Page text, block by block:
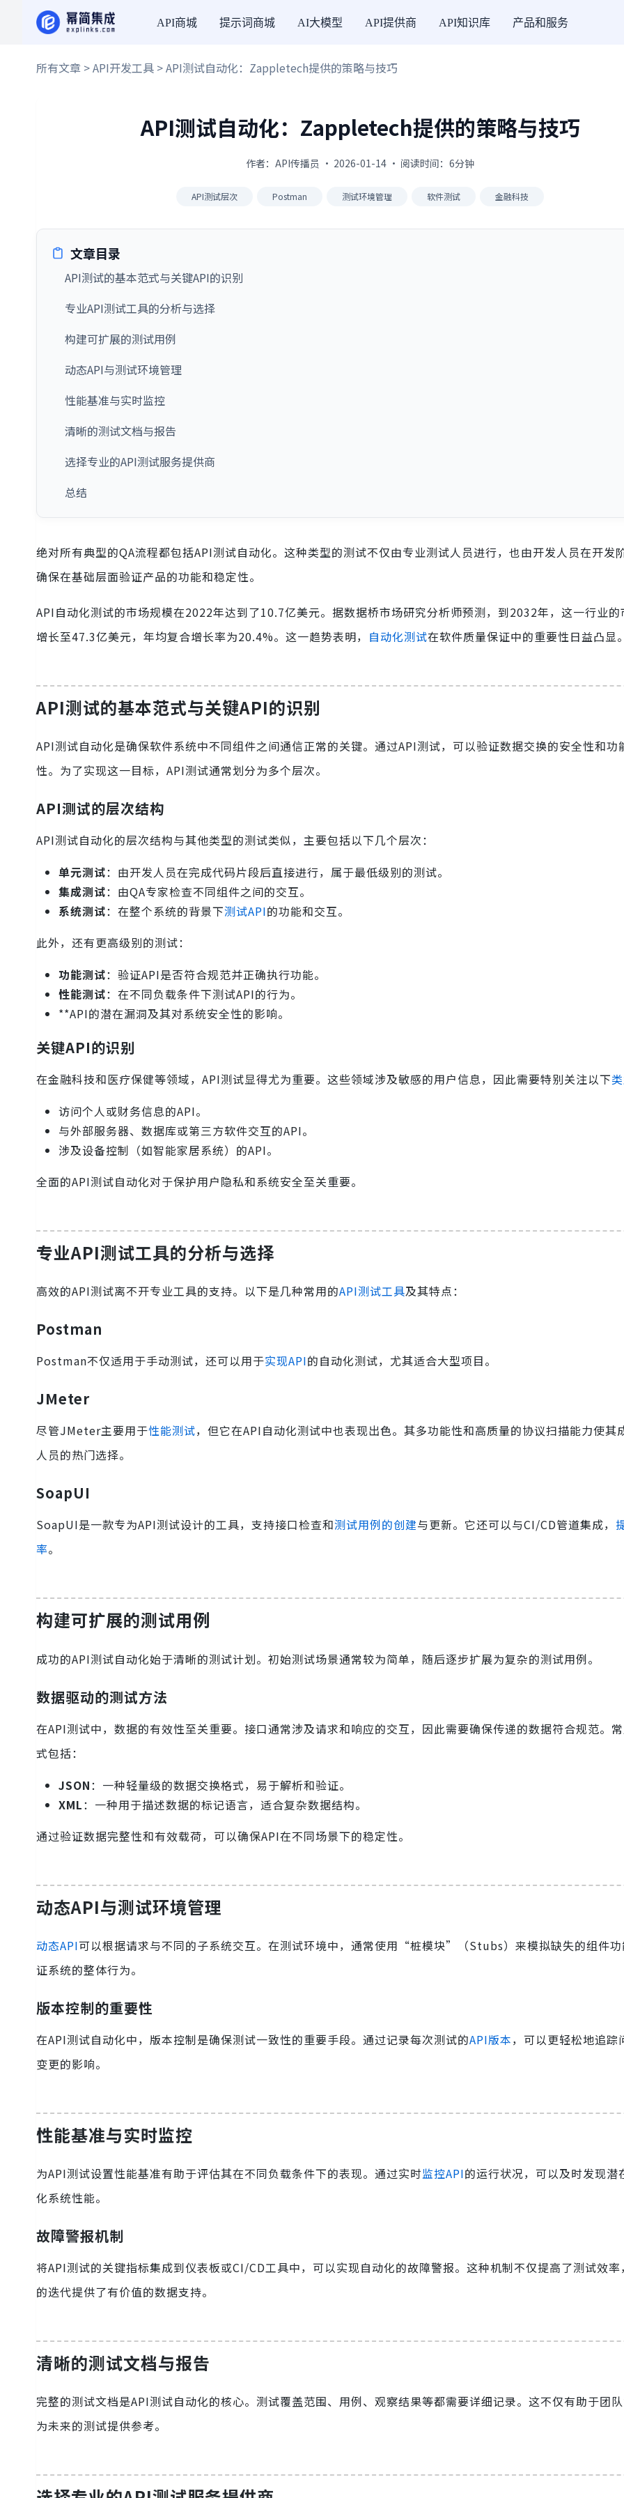
API商城 提示词商城 AI大模型 API提供商 API知识库 产品和服务
所有文章 >API开发工具 > API测试自动化：Zappletech提供的策略与技巧
API测试自动化：Zappletech提供的策略与技巧
作者：API传播员 · 2026-01-14 · 阅读时间：6分钟
API测试层次 Postman 测试环境管理 软件测试 金融科技
文章目录
API测试的基本范式与关键API的识别
专业API测试工具的分析与选择
构建可扩展的测试用例
动态API与测试环境管理
性能基准与实时监控
清晰的测试文档与报告
选择专业的API测试服务提供商
总结
绝对所有典型的QA流程都包括API测试自动化。这种类型的测试不仅由专业测试人员进行，也由开发人员在开发阶
确保在基础层面验证产品的功能和稳定性。
API自动化测试的市场规模在2022年达到了10.7亿美元。据数据桥市场研究分析师预测，到2032年，这一行业的
增长至47.3亿美元，年均复合增长率为20.4%。这一趋势表明， 自动化测试在软件质量保证中的重要性日益凸显。
API测试的基本范式与关键API的识别
API测试自动化是确保软件系统中不同组件之间通信正常的关键。通过API测试，可以验证数据交换的安全性和功
性。为了实现这一目标，API测试通常划分为多个层次。
API测试的层次结构
API测试自动化的层次结构与其他类型的测试类似，主要包括以下几个层次：
单元测试：由开发人员在完成代码片段后直接进行，属于最低级别的测试。
集成测试：由QA专家检查不同组件之间的交互。
系统测试：在整个系统的背景下测试API的功能和交互。
此外，还有更高级别的测试：
功能测试：验证API是否符合规范并正确执行功能。
性能测试：在不同负载条件下测试API的行为。
**API的潜在漏洞及其对系统安全性的影响。
关键API的识别
在金融科技和医疗保健等领域，API测试显得尤为重要。这些领域涉及敏感的用户信息，因此需要特别关注以下
访问个人或财务信息的API。
与外部服务器、数据库或第三方软件交互的API。
涉及设备控制（如智能家居系统）的API。
全面的API测试自动化对于保护用户隐私和系统安全至关重要。
专业API测试工具的分析与选择
高效的API测试离不开专业工具的支持。以下是几种常用的API测试工具及其特点：
Postman
Postman不仅适用于手动测试，还可以用于实现API的自动化测试，尤其适合大型项目。
JMeter
尽管JMeter主要用于性能测试，但它在API自动化测试中也表现出色。其多功能性和高质量的协议扫描能力使其
人员的热门选择。
SoapUI
SoapUI是一款专为API测试设计的工具，支持接口检查和测试用例的创建与更新。它还可以与CI/CD管道集成，
率。
构建可扩展的测试用例
成功的API测试自动化始于清晰的测试计划。初始测试场景通常较为简单，随后逐步扩展为复杂的测试用例。
数据驱动的测试方法
在API测试中，数据的有效性至关重要。接口通常涉及请求和响应的交互，因此需要确保传递的数据符合规范。
式包括：
JSON：一种轻量级的数据交换格式，易于解析和验证。
XML：一种用于描述数据的标记语言，适合复杂数据结构。
通过验证数据完整性和有效载荷，可以确保API在不同场景下的稳定性。
动态API与测试环境管理
动态API可以根据请求与不同的子系统交互。在测试环境中，通常使用“桩模块”（Stubs）来模拟缺失的组件
证系统的整体行为。
版本控制的重要性
在API测试自动化中，版本控制是确保测试一致性的重要手段。通过记录每次测试的API版本，可以更轻松地追踪
变更的影响。
性能基准与实时监控
为API测试设置性能基准有助于评估其在不同负载条件下的表现。通过实时监控API的运行状况，可以及时发现潜
化系统性能。
故障警报机制
将API测试的关键指标集成到仪表板或CI/CD工具中，可以实现自动化的故障警报。这种机制不仅提高了测试效率
的迭代提供了有价值的数据支持。
清晰的测试文档与报告
完整的测试文档是API测试自动化的核心。测试覆盖范围、用例、观察结果等都需要详细记录。这不仅有助于团
为未来的测试提供参考。